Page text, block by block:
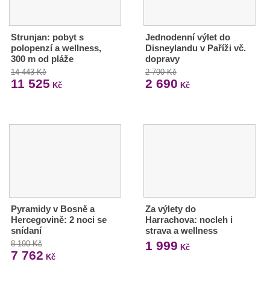
Strunjan: pobyt s
polopenzí a wellness,
300 m od pláže
14 443 Kč
11 525 Kč
Jednodenní výlet do
Disneylandu v Paříži vč.
dopravy
2 790 Kč
2 690 Kč
Pyramidy v Bosně a
Hercegovině: 2 noci se
snídaní
8 190 Kč
7 762 Kč
Za výlety do
Harrachova: nocleh i
strava a wellness
1 999 Kč